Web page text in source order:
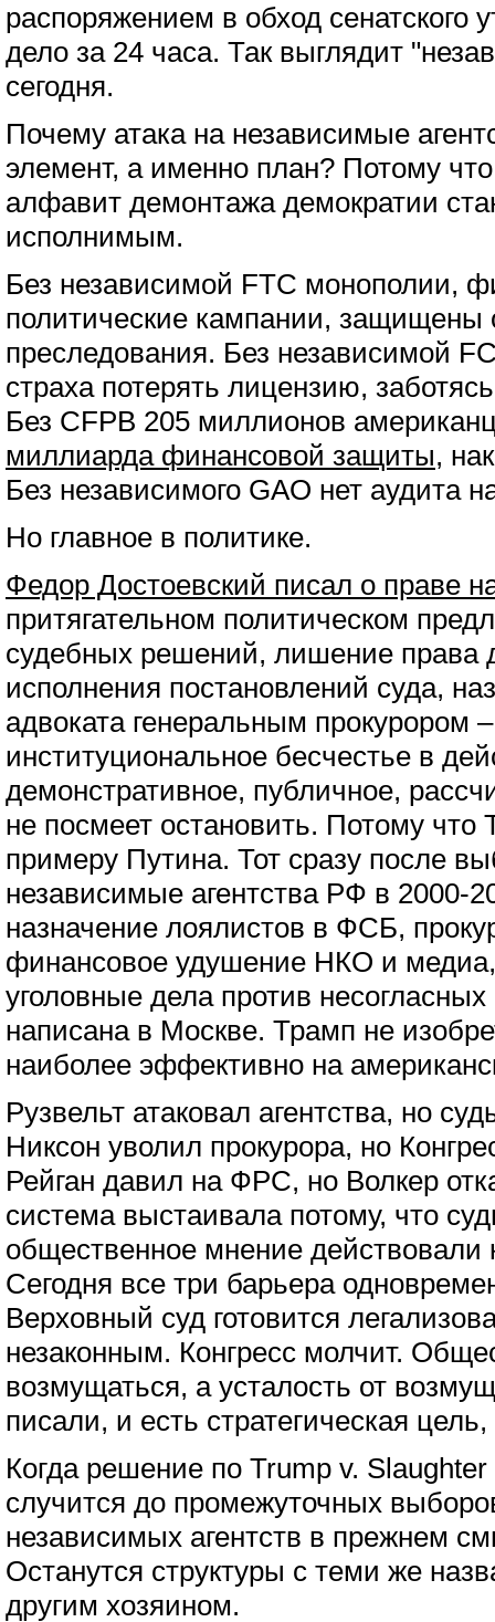
распоряжением в обход сенатского
дело за 24 часа. Так выглядит
сегодня.
Почему атака на независимые
элемент, а именно план? Потому
алфавит демонтажа демократии
исполнимым.
Без независимой FTC монополии,
политические кампании, защищены
преследования. Без независимой
страха потерять лицензию,
Без CFPB 205 миллионов
миллиарда финансовой защиты,
Без независимого GAO нет аудита
Но главное в политике.
Федор Достоевский писал о праве
притягательном политическом
судебных решений, лишение права
исполнения постановлений суда,
адвоката генеральным прокурором
институциональное бесчестье в
демонстративное, публичное,
не посмеет остановить. Потому
примеру Путина. Тот сразу после
независимые агентства РФ в 2000-
назначение лоялистов в ФСБ,
финансовое удушение НКО и медиа,
уголовные дела против
написана в Москве. Трамп не
наиболее эффективно на
Рузвельт атаковал агентства, но
Никсон уволил прокурора, но
Рейган давил на ФРС, но Волкер
система выстаивала потому, что
общественное мнение действовали
Сегодня все три барьера
Верховный суд готовится
незаконным. Конгресс молчит.
возмущаться, а усталость от
писали, и есть стратегическая
Когда решение по Trump v. Slaughter
случится до промежуточных
независимых агентств в прежнем
Останутся структуры с теми же
другим хозяином.